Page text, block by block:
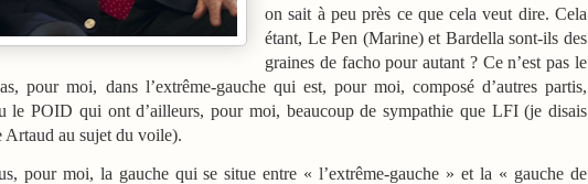
on sait à peu près ce que cela veut dire. Cela
étant, Le Pen (Marine) et Bardella sont-ils des
graines de facho pour autant ? Ce n’est pas le
pour moi, dans l’extrême-gauche qui est, pour moi, composé d’autres partis,
POID qui ont d’ailleurs, pour moi, beaucoup de sympathie que LFI (je disais
Artaud au sujet du voile).
pour moi, la gauche qui se situe entre « l’extrême-gauche » et la « gauche de